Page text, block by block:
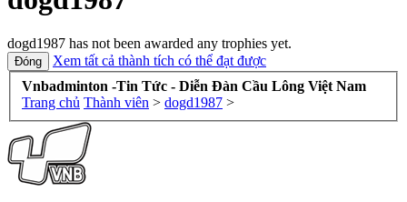
dogd1987 has not been awarded any trophies yet.
Xem tất cả thành tích có thể đạt được
Vnbadminton -Tin Tức - Diễn Đàn Cầu Lông Việt Nam
Trang chủ Thành viên > dogd1987 >